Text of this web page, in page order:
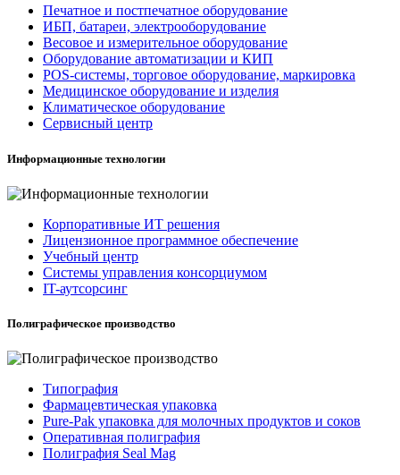
Печатное и постпечатное оборудование
ИБП, батареи, электрооборудование
Весовое и измерительное оборудование
Оборудование автоматизации и КИП
POS-системы, торговое оборудование, маркировка
Медицинское оборудование и изделия
Климатическое оборудование
Сервисный центр
Информационные технологии
Корпоративные ИТ решения
Лицензионное программное обеспечение
Учебный центр
Системы управления консорциумом
IT-аутсорсинг
Полиграфическое производство
Типография
Фармацевтическая упаковка
Pure-Pak упаковка для молочных продуктов и соков
Оперативная полиграфия
Полиграфия Seal Mag